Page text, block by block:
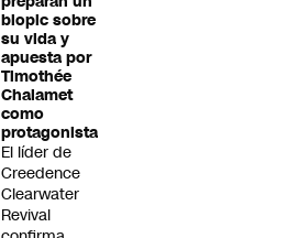
biopic sobre
su vida y
apuesta por
Timothée
Chalamet
como
protagonista
El líder de
Creedence
Clearwater
Revival